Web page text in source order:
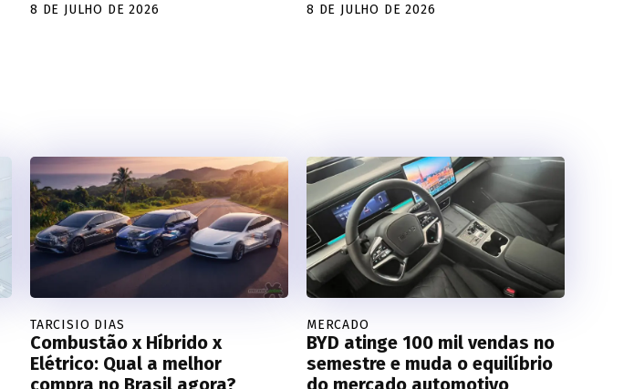
8 DE JULHO DE 2026 8 DE JULHO DE 2026
TARCISIO DIAS
Combustão x Híbrido x
Elétrico: Qual a melhor
MERCADO
BYD atinge 100 mil vendas no
semestre e muda o equilíbrio